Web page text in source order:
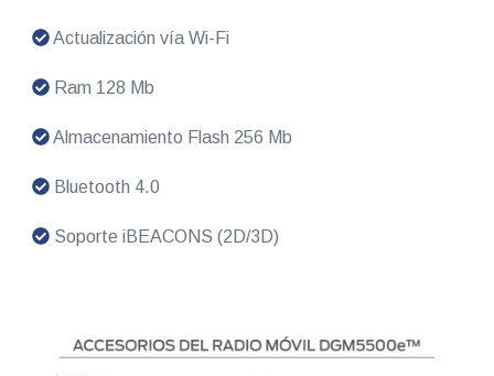
Actualización vía Wi-Fi
Ram 128 Mb
Almacenamiento Flash 256 Mb
Bluetooth 4.0
Soporte iBEACONS (2D/3D)